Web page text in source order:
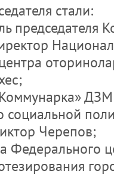
стали:
председателя
Черепов;
Федерального